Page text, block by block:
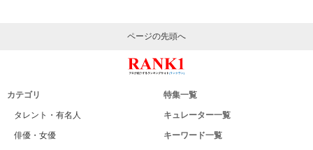
ページの先頭へ
カテゴリ
タレント・有名人
俳優・女優
特集一覧
キュレーター一覧
キーワード一覧